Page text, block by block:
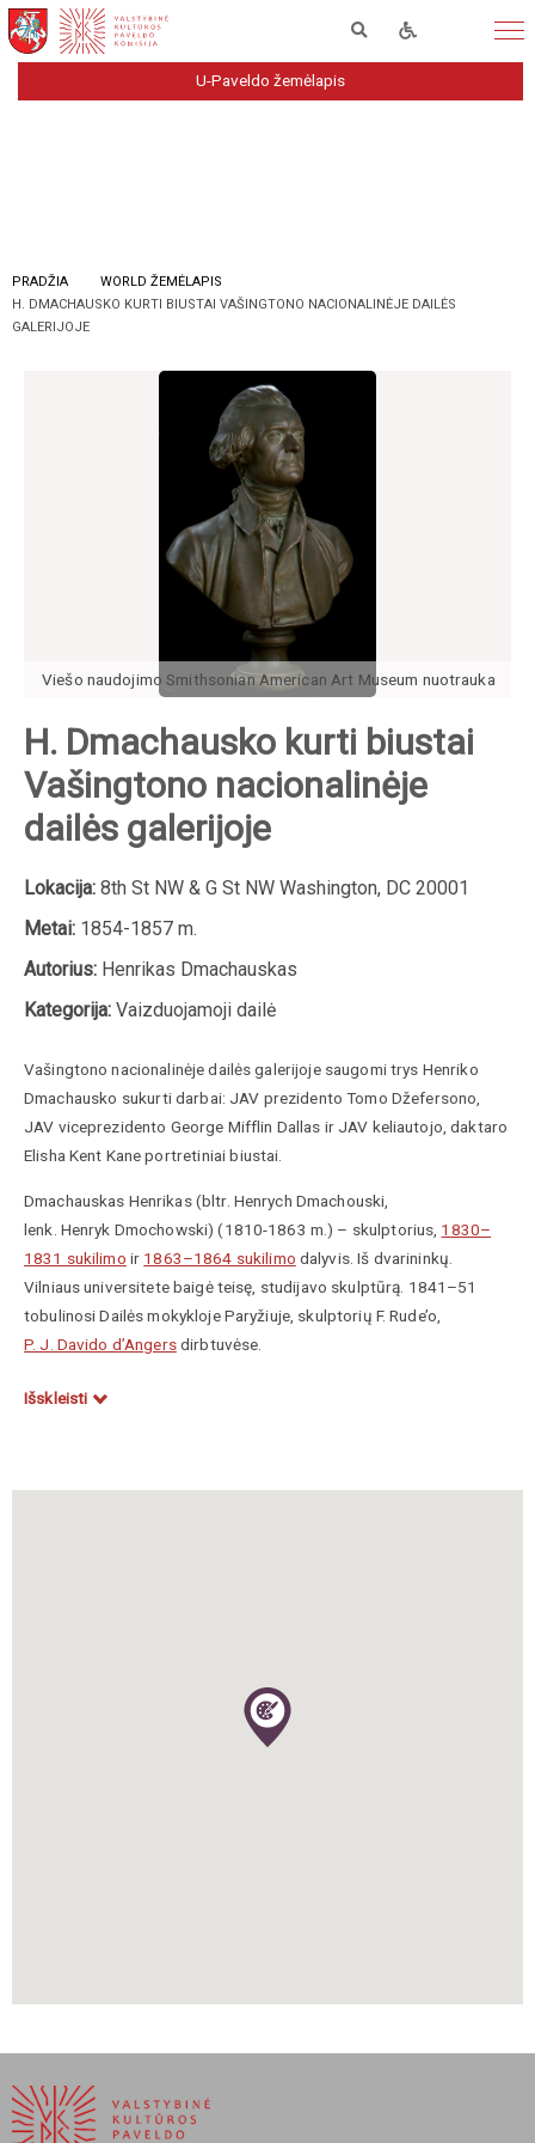
U-Paveldo žemėlapis
PRADŽIA
WORLD ŽEMĖLAPIS
H. DMACHAUSKO KURTI BIUSTAI VAŠINGTONO NACIONALINĖJE DAILĖS
GALERIJOJE
Viešo naudojimo Smithsonian American Art Museum nuotrauka
H. Dmachausko kurti biustai
Vašingtono nacionalinėje
dailės galerijoje
Lokacija: 8th St NW & G St NW Washington, DC 20001
Metai: 1854-1857 m.
Autorius: Henrikas Dmachauskas
Kategorija: Vaizduojamoji dailė
Vašingtono nacionalinėje dailės galerijoje saugomi trys Henriko
Dmachausko sukurtidarbai: JAV prezidento Tomo Džefersono,
JAV viceprezidento George Mifflin Dallas ir JAV keliautojo, daktaro
Elisha Kent Kaneportretiniaibiustai.
Dmachauskas Henrikas (bltr. Henrych Dmachouski,
lenk. Henryk Dmochowski) (1810-1863 m.) – skulptorius, 1830–
1831 sukilimo ir 1863–1864 sukilimo dalyvis. Iš dvarininkų.
Vilniaus universitete baigė teisę, studijavo skulptūrą. 1841–51
tobulinosi Dailės mokykloje Paryžiuje, skulptorių F. Rude’o,
P. J. Davido d’Angersdirbtuvėse.
Per 1830–1831 sukilimą veikė Trakų apskrityje; sukilimui pralaimint
1851–61 gyveno Jungtinėse Amerikos Valstijose, kur sukūrė
Sukūrė plakečių (J. Zaliwskio, 1849), portretinių biustų
(G. Washingtono, B. Franklino, T. Jeffersono, generolo W. Greene’o
https://americanart.si.edu/artist/henry-dmochowski-saunders-4267
https://americanart.si.edu/artwork/thomas-jefferson-21654
Išskleisti